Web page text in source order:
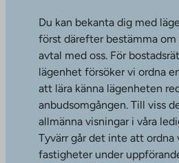
Du kan bekanta dig med
först därefter bestämma
avtal med oss. För
lägenhet försöker vi ordna
att lära känna lägenheten
anbudsomgången. Till viss
allmänna visningar i våra
Tyvärr går det inte att ordna
fastigheter under